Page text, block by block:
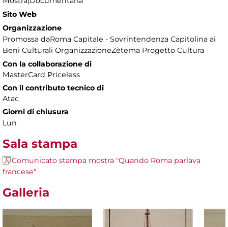
Sito Web
Organizzazione
Promossa daRoma Capitale - Sovrintendenza Capitolina ai
Beni Culturali OrganizzazioneZètema Progetto Cultura
Con la collaborazione di
MasterCard Priceless
Con il contributo tecnico di
Atac
Giorni di chiusura
Lun
Sala stampa
Comunicato stampa mostra "Quando Roma parlava
francese"
Galleria